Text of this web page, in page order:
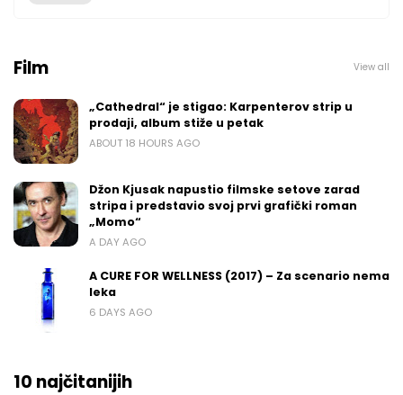
Film View all
„Cathedral“ je stigao: Karpenterov strip u
prodaji, album stiže u petak
ABOUT 18 HOURS AGO
Džon Kjusak napustio filmske setove zarad
stripa i predstavio svoj prvi grafički roman
„Momo“
A DAY AGO
A CURE FOR WELLNESS (2017) – Za scenario nema
leka
6 DAYS AGO
10 najčitanijih